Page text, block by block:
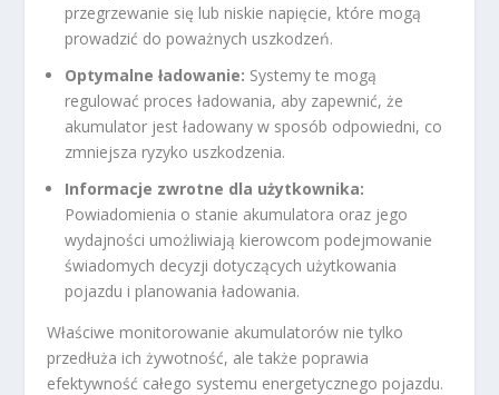
przegrzewanie się lub niskie napięcie, które mogą
prowadzić do poważnych uszkodzeń.
Optymalne ładowanie: Systemy te mogą
regulować proces ładowania, aby zapewnić, że
akumulator jest ładowany w sposób odpowiedni, co
zmniejsza ryzyko uszkodzenia.
Informacje zwrotne dla użytkownika:
Powiadomienia o stanie akumulatora oraz jego
wydajności umożliwiają kierowcom podejmowanie
świadomych decyzji dotyczących użytkowania
pojazdu i planowania ładowania.
Właściwe monitorowanie akumulatorów nie tylko
przedłuża ich żywotność, ale także poprawia
efektywność całego systemu energetycznego pojazdu.